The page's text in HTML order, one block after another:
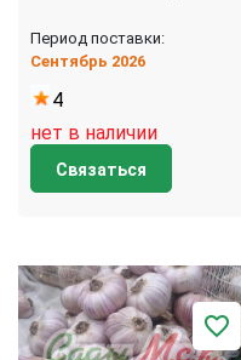
Период поставки:
Сентябрь 2026
4
нет в наличии
Связаться